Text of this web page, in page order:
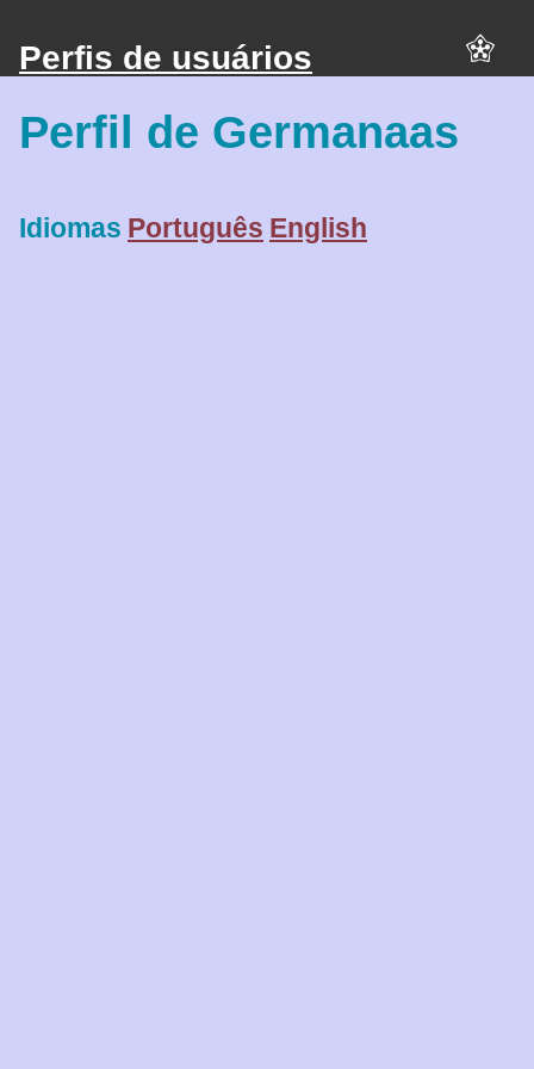
Perfis de usuários
Perfil de Germanaas
Idiomas Português English